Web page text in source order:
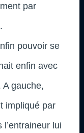
par
pouvoir se
enfin avec
gauche,
impliqué par
lui